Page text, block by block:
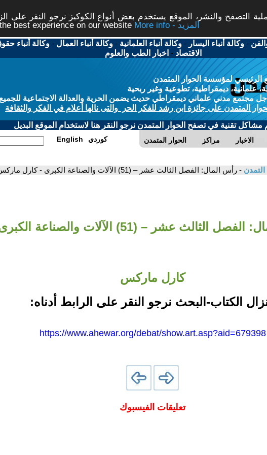
التصفح والنشر، الموقع يستخدم بعض أنواع الكوكيز نرجو النقر على
best experience on our website
More info - المزيد
-وكالة أنباء اليسار -وكالة أنباء العلمانية -وكالة أنباء العمال -وكالة أنباء
الاقتصاد - اخبار الطب والعلوم
الرئيسي لمؤسسة الحوار المتمدن
علمانية، ديمقراطية، تطوعية وغير ربحية
مجتمع مدني علماني ديمقراطي حديث يضمن الحرية والعدالة الاجتماعية للجميع
المتمدن على جائزة ابن رشد للفكر الحر والتى نالها أعلام في الفكر والثقافة
مشاكل تقنية في تصفح الحوار المتمدن نرجو النقر هنا لاستخدام الموقع البديل
الحوار المتمدن مراكز الاخبار English كوردي
التمدن - رأس المال: الفصل الثالث عشر – (51) الآلات والصناعة الكبرى - كارل ماركس
الثالث عشر – (51) الآلات والصناعة الكبرى
كارل ماركس
الكتاب-البحث نرجو النقر على الرابط أدناه:
https://www.ahewar.org/debat/show.art.asp?aid=679398
تعليقات الفيسبوك